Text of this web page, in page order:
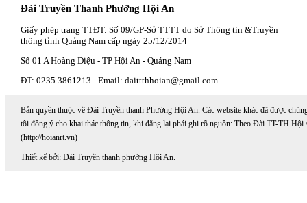
Đài Truyền Thanh Phường Hội An
Giấy phép trang TTĐT: Số 09/GP-Sở TTTT do Sở Thông tin &Truyền
thông tỉnh Quảng Nam cấp ngày 25/12/2014
Số 01 A Hoàng Diệu - TP Hội An - Quảng Nam
ĐT: 0235 3861213 - Email: daittthhoian@gmail.com
Bản quyền thuộc về Đài Truyền thanh Phường Hội An. Các website khác đã được
tôi đồng ý cho khai thác thông tin, khi đăng lại phải ghi rõ nguồn: Theo Đài TT-TH Hội
(http://hoianrt.vn)
Thiết kế bởi: Đài Truyền thanh phường Hội An.